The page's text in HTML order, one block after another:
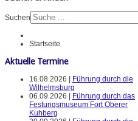
Suchen
Startseite
Aktuelle Termine
16.08.2026 |
Führung durch die
Wilhelmsburg
06.09.2026 |
Führung durch das
Festungsmuseum Fort Oberer
Kuhberg